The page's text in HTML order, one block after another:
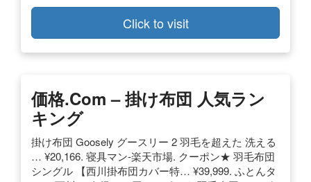
Click to visit
価格.com – 掛け布団 人気ラン
キング
掛け布団 Goosely グースリー 2 羽毛を超えた 洗える
… ¥20,166. 寝具マン-楽天市場. クーポン★ 羽毛布団
シングル 【西川掛布団カバー特… ¥39,999. ふとんタ